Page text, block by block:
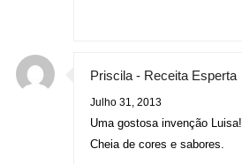
Priscila - Receita Esperta
Julho 31, 2013
Uma gostosa invenção Luisa!
Cheia de cores e sabores.